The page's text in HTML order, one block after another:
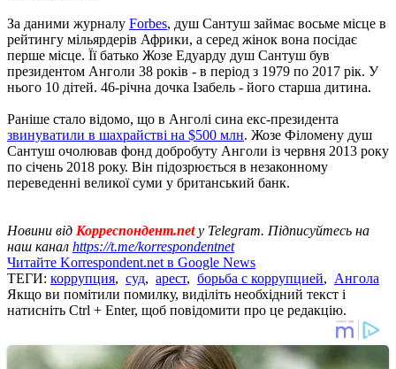
За даними журналу Forbes, душ Сантуш займає восьме місце в
рейтингу мільярдерів Африки, а серед жінок вона посідає
перше місце. Її батько Жозе Едуарду душ Сантуш був
президентом Анголи 38 років - в період з 1979 по 2017 рік. У
нього 10 дітей. 46-річна дочка Ізабель - його старша дитина.
Раніше стало відомо, що в Анголі сина екс-президента
звинуватили в шахрайстві на $500 млн. Жозе Філомену душ
Сантуш очолював фонд добробуту Анголи із червня 2013 року
по січень 2018 року. Він підозрюється в незаконному
переведенні великої суми у британський банк.
Новини від Корреспондент.netу Telegram. Підписуйтесь на
наш канал https://t.me/korrespondentnet
Читайте Korrespondent.net в Google News
ТЕГИ: коррупция, суд, арест, борьба с коррупцией, Ангола
Якщо ви помітили помилку, виділіть необхідний текст і
натисніть Ctrl + Enter, щоб повідомити про це редакцію.